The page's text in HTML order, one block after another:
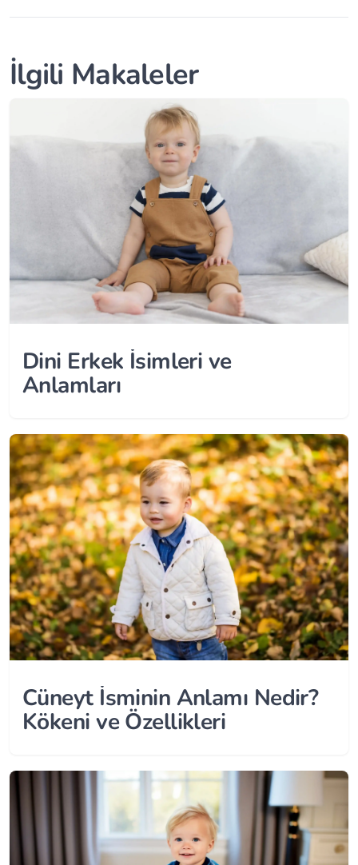
İlgili Makaleler
Dini Erkek İsimleri ve
Anlamları
Cüneyt İsminin Anlamı Nedir?
Kökeni ve Özellikleri